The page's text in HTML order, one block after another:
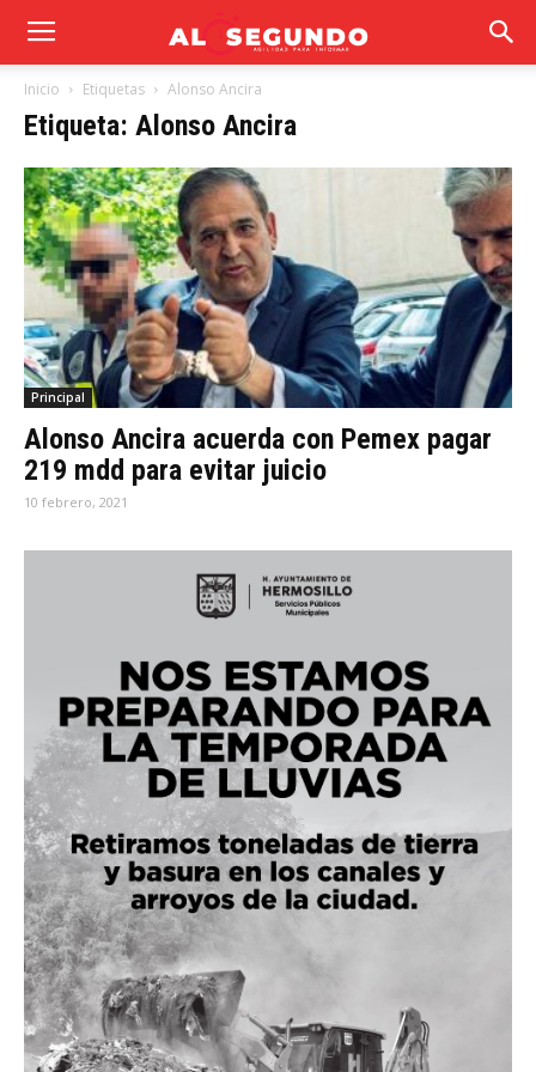
Inicio Etiquetas Alonso Ancira
Etiqueta: Alonso Ancira
Principal
Alonso Ancira acuerda con Pemex pagar
219 mdd para evitar juicio
10 febrero, 2021